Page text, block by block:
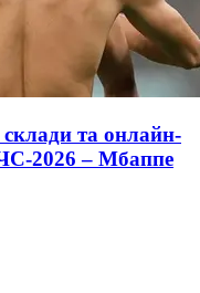
та онлайн-
2026 – Мбаппе